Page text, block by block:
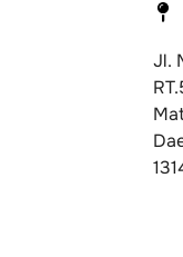
Jl.